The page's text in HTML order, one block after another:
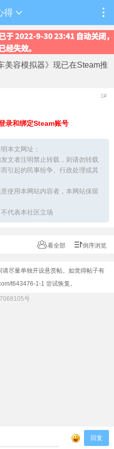
得
2022-9-30 23:41 自动关闭，
经失效。
美容模拟器》现已在Steam推
1#
录和绑定Steam账号
本文网址：
发文者注明禁止转载，则请勿转载
引起的民事纷争、行政处理或其
使用本网站内容者，本网站保留
代表本社区立场
看全部 倒序浏览
尽量单独开设悬赏帖。如觉得帖子有
t643476-1-1 尝试恢复。
号